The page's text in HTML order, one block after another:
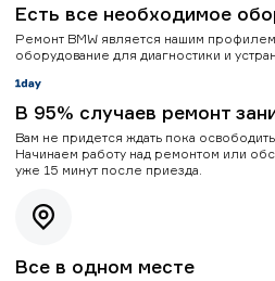
Есть все необходимое
Ремонт BMW является нашим
оборудование для диагностики и
В 95% случаев ремонт
Вам не придется ждать пока
Начинаем работу над ремонтом или
уже 15 минут после приезда.
Все в одном месте